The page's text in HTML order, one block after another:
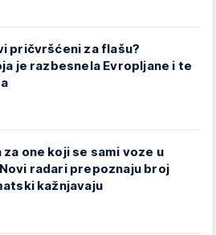
pričvršćeni za flašu?
je razbesnela Evropljane i te
za one koji se sami voze u
radari prepoznaju broj
kažnjavaju